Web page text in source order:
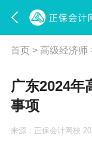
首页> 高级经济师
广东2024年
事项
来源： 正保会计网校